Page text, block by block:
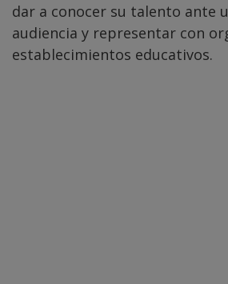
dar a conocer su talento ante
audiencia y representar con
establecimientos educativos.